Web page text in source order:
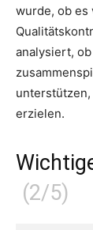
wurde, ob es
analysiert,
erzielen.